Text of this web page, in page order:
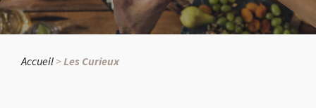
Accueil >Les Curieux